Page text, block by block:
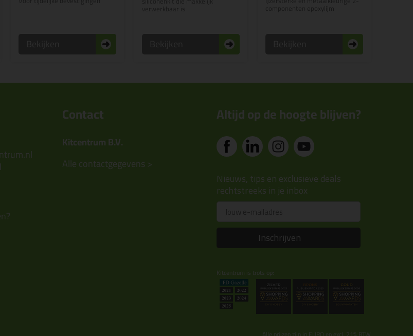
Contact
Kitcentrum B.V.
Alle contactgegevens >
Altijd op de hoogte blijven?
Nieuws, tips en exclusieve deals
rechtstreeks in je inbox
Inschrijven
Kitcentrum is trots op: